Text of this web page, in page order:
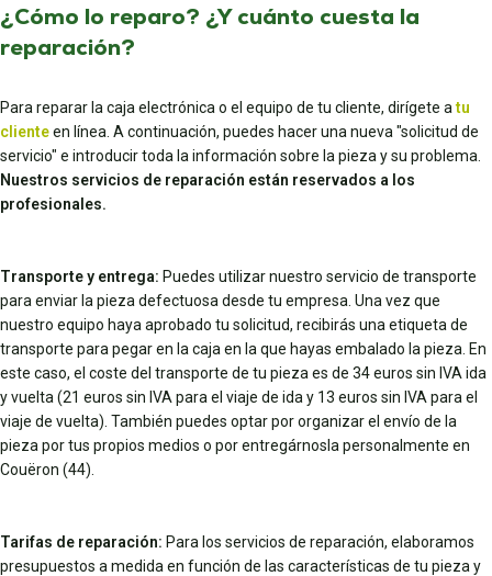
¿Cómo lo reparo? ¿Y cuánto cuesta la
reparación?
Para reparar la caja electrónica o el equipo de tu cliente, dirígete atu
clienteen línea. A continuación, puedes hacer una nueva "solicitud de
servicio" e introducir toda la información sobre la pieza y su problema.
Nuestros servicios de reparación están reservados a los
profesionales.
Transporte y entrega: Puedes utilizar nuestro servicio de transporte
para enviar la pieza defectuosa desde tu empresa. Una vez que
nuestro equipo haya aprobado tu solicitud, recibirás una etiqueta de
transporte para pegar en la caja en la que hayas embalado la pieza. En
este caso, el coste del transporte de tu pieza es de 34 euros sin IVA ida
y vuelta (21 euros sin IVA para el viaje de ida y 13 euros sin IVA para el
viaje de vuelta). También puedes optar por organizar el envío de la
pieza por tus propios medios o por entregárnosla personalmente en
Couëron (44).
Tarifas de reparación: Para los servicios de reparación, elaboramos
presupuestos a medida en función de las características de tu pieza y